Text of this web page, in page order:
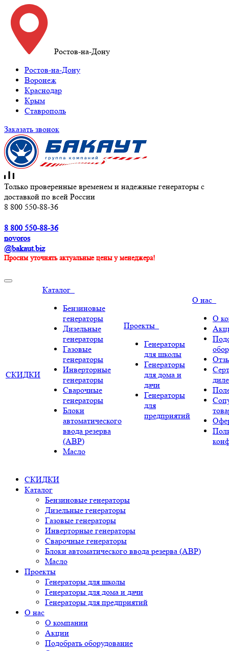
Ростов-на-Дону
Ростов-на-Дону
Воронеж
Краснодар
Крым
Ставрополь
Заказать звонок
Только проверенные временем и надежные генераторы с
доставкой по всей России
8 800 550-88-36
8 800 550-88-36
novoros
@bakaut.biz
Просим уточнять актуальные цены у менеджера!
СКИДКИ
Каталог
Бензиновые
генераторы
Дизельные
генераторы
Газовые
генераторы
Инверторные
генераторы
Сварочные
генераторы
Блоки
автоматического
ввода резерва
(АВР)
Масло
Проекты
Генераторы
для школы
Генераторы
для дома и
дачи
Генераторы
для
предприятий
О нас
О
СКИДКИ
Каталог
Бензиновые генераторы
Дизельные генераторы
Газовые генераторы
Инверторные генераторы
Сварочные генераторы
Блоки автоматического ввода резерва (АВР)
Масло
Проекты
Генераторы для школы
Генераторы для дома и дачи
Генераторы для предприятий
О нас
О компании
Акции
Подобрать оборудование